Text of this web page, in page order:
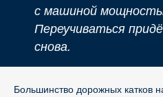
с машиной
Переучиваться
снова.
Большинство дорожных катков